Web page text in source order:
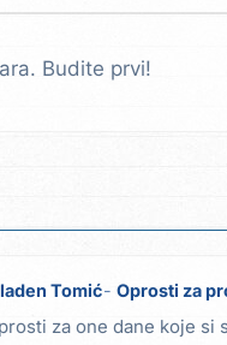
Budite prvi!
Tomić Oprosti za
za one dane koje si